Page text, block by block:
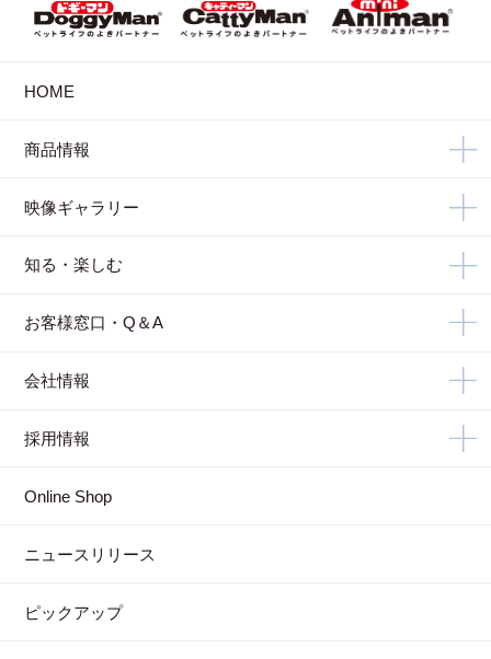
HOME
商品情報
映像ギャラリー
知る・楽しむ
お客様窓口・Q＆A
会社情報
採用情報
Online Shop
ニュースリリース
ピックアップ